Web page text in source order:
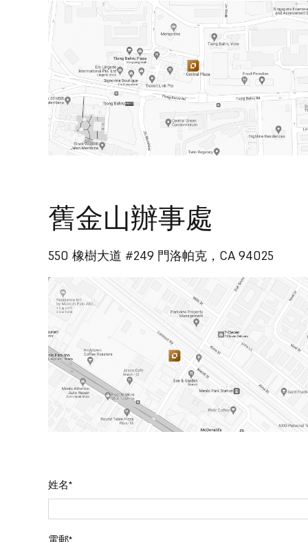
舊金山辦事處
550 橡樹大道 #249 門洛帕克，CA 94025
姓名*